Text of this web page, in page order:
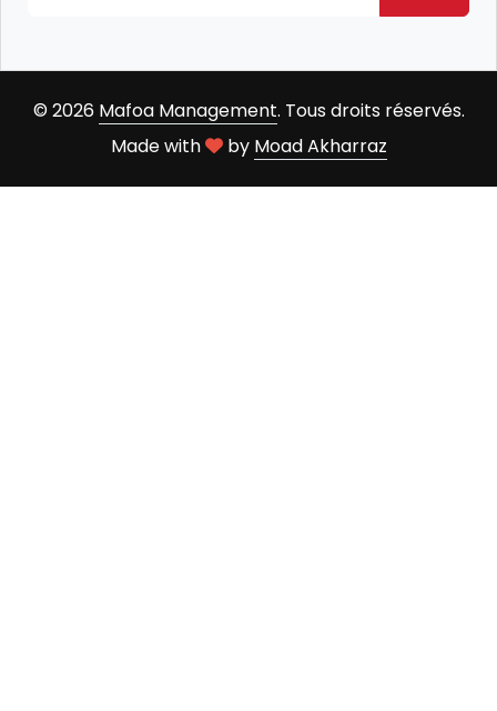
© 2026 Mafoa Management. Tous droits réservés.
Made with
by Moad Akharraz